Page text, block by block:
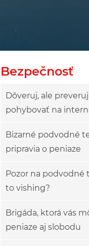
Bezpečnosť
Dôveruj, ale
pohybovať na
Bizarné podvodné
pripravia o peniaze
Pozor na podvodné
to vishing?
Brigáda, ktorá vás
peniaze aj slobodu